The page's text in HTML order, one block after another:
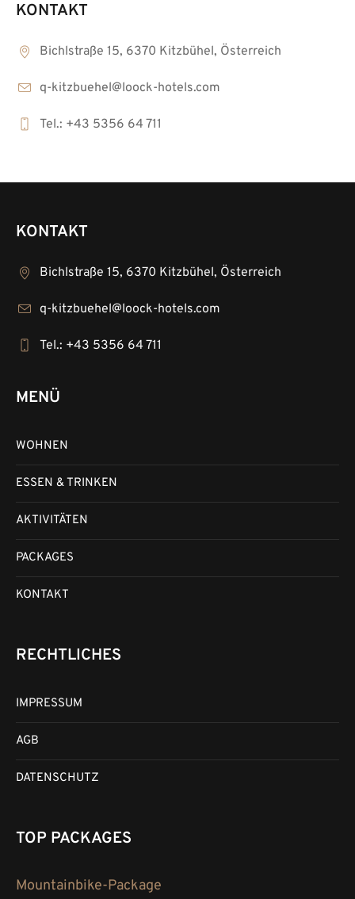
KONTAKT
Bichlstraße 15, 6370 Kitzbühel, Österreich
q-kitzbuehel@loock-hotels.com
Tel.: +43 5356 64 711
KONTAKT
Bichlstraße 15, 6370 Kitzbühel, Österreich
q-kitzbuehel@loock-hotels.com
Tel.: +43 5356 64 711
MENÜ
WOHNEN
ESSEN & TRINKEN
AKTIVITÄTEN
PACKAGES
KONTAKT
RECHTLICHES
IMPRESSUM
AGB
DATENSCHUTZ
TOP PACKAGES
Mountainbike-Package